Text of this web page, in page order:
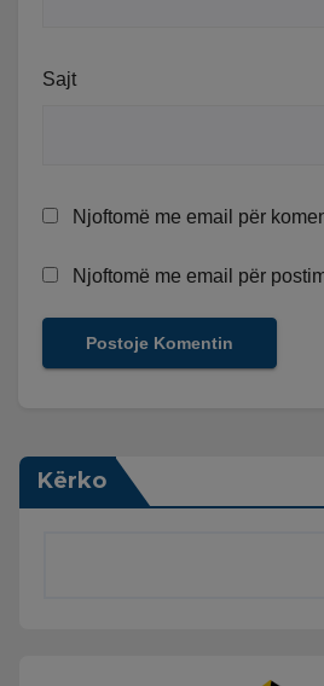
Sajt
Njoftomë me email për
Njoftomë me email për
Kërko